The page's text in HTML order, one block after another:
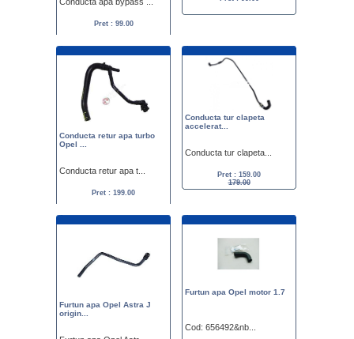
Pret : 99.00
Conducta retur apa turbo
Opel ...
Conducta retur apa t...
Pret : 199.00
Conducta tur clapeta
accelerat...
Conducta tur clapeta...
Pret : 159.00
179.00
Furtun apa Opel Astra J
origin...
Furtun apa Opel motor 1.7
Cod: 656492&nb...